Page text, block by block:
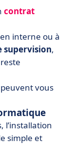
contrat
interne ou à
supervision,
vous
l’installation
simple et